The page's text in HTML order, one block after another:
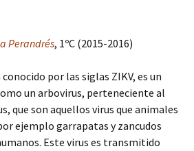
Perandrés, 1ºC (2015-2016)
por las siglas ZIKV, es un
un arbovirus, perteneciente al
que son aquellos virus que animales
ejemplo garrapatas y zancudos
Este virus es transmitido